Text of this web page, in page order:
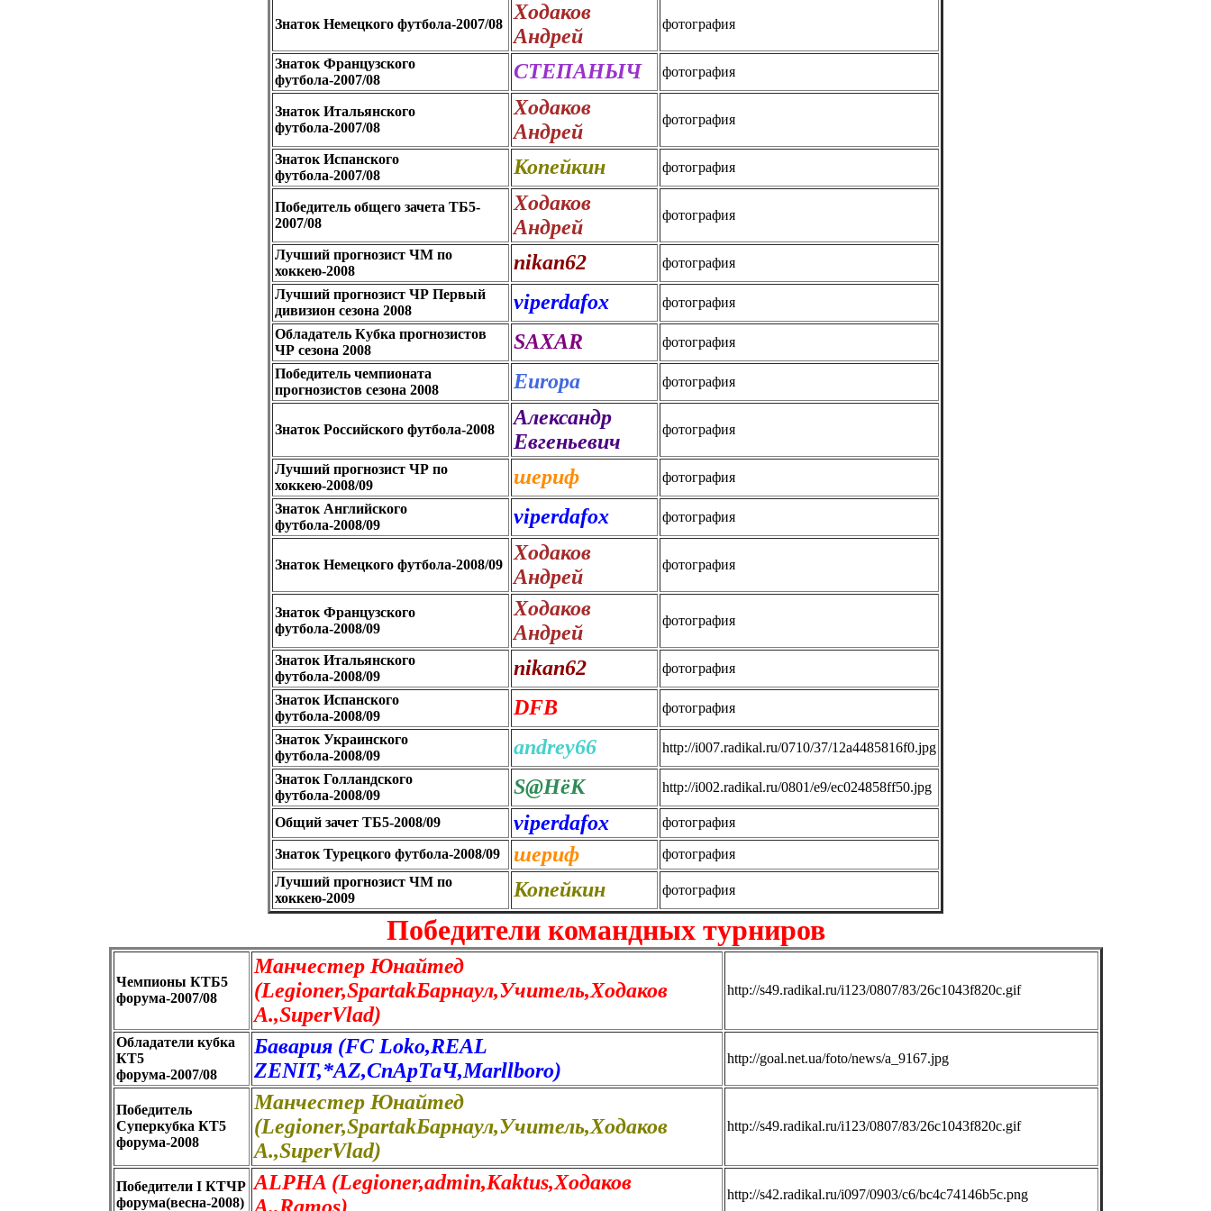
Знаток Немецкого футбола-2007/08
Ходаков
Андрей
фотография
Знаток Французского
футбола-2007/08
СТЕПАНЫЧ фотография
Знаток Итальянского
футбола-2007/08
Ходаков
Андрей
фотография
Знаток Испанского
футбола-2007/08
Копейкин фотография
Победитель общего зачета ТБ5-
2007/08
Ходаков
Андрей
фотография
Лучший прогнозист ЧМ по
хоккею-2008
nikan62 фотография
Лучший прогнозист ЧР Первый
дивизион сезона 2008
viperdafox фотография
Обладатель Кубка прогнозистов
ЧР сезона 2008
SAXAR фотография
Победитель чемпионата
прогнозистов сезона 2008
Europa фотография
Знаток Российского футбола-2008
Александр
Евгеньевич
фотография
Лучший прогнозист ЧР по
хоккею-2008/09
шериф фотография
Знаток Английского
футбола-2008/09
viperdafox фотография
Знаток Немецкого футбола-2008/09
Ходаков
Андрей
фотография
Знаток Французского
футбола-2008/09
Ходаков
Андрей
фотография
Знаток Итальянского
футбола-2008/09
nikan62 фотография
Знаток Испанского
футбола-2008/09
DFB фотография
Знаток Украинского
футбола-2008/09
andrey66 http://i007.radikal.ru/0710/37/12a4485816f0.jpg
Знаток Голландского
футбола-2008/09
S@НёК http://i002.radikal.ru/0801/e9/ec024858ff50.jpg
Общий зачет ТБ5-2008/09 viperdafox фотография
Знаток Турецкого футбола-2008/09 шериф
фотография
Лучший прогнозист ЧМ по
хоккею-2009
Копейкин фотография
Победители командных турниров
Чемпионы КТБ5
форума-2007/08
Манчестер Юнайтед
(Legioner,SpartakБарнаул,Учитель,Ходаков
А.,SuperVlad)
http://s49.radikal.ru/i123/0807/83/26c1043f820c.gif
Обладатели кубка
КТ5
форума-2007/08
Бавария (FC Loko,REAL
ZENIT,*AZ,СпАрТаЧ,Marllboro)
http://goal.net.ua/foto/news/a_9167.jpg
Победитель
Суперкубка КТ5
форума-2008
Манчестер Юнайтед
(Legioner,SpartakБарнаул,Учитель,Ходаков
А.,SuperVlad)
http://s49.radikal.ru/i123/0807/83/26c1043f820c.gif
Победители I КТЧР
форума(весна-2008)
ALPHA (Legioner,admin,Kaktus,Ходаков
http://s42.radikal.ru/i097/0903/c6/bc4c74146b5c.png